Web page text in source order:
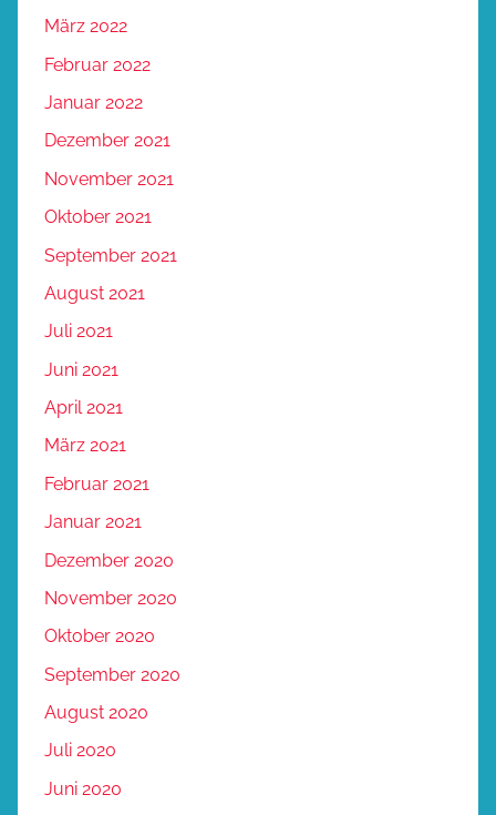
März 2022
Februar 2022
Januar 2022
Dezember 2021
November 2021
Oktober 2021
September 2021
August 2021
Juli 2021
Juni 2021
April 2021
März 2021
Februar 2021
Januar 2021
Dezember 2020
November 2020
Oktober 2020
September 2020
August 2020
Juli 2020
Juni 2020